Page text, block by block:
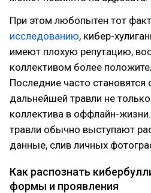
При этом любопытен тот
исследованию, кибер-
имеют плохую репутацию,
коллективом более
Последние часто становятся
дальнейшей травли не
коллектива в оффлайн-
травли обычно выступают
данные, слив личных
Как распознать
формы и проявления